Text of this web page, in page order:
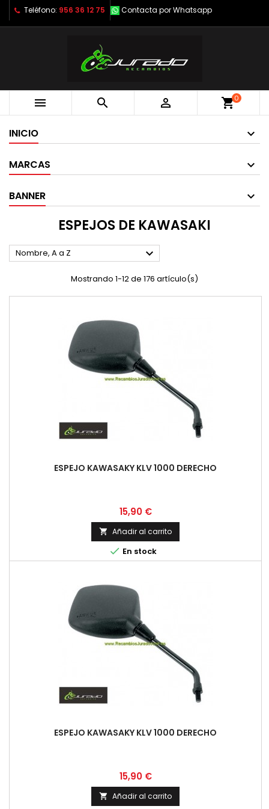
Teléfono: 956 36 12 75 Contacta por Whatsapp
   shopping_cart0
INICIO
MARCAS
BANNER
ESPEJOS DE KAWASAKI
Nombre, A a Z 
Mostrando 1-12 de 176 artículo(s)
ESPEJO KAWASAKY KLV 1000 DERECHO
Precio
15,90 €
 Añadir al carrito
 En stock
ESPEJO KAWASAKY KLV 1000 DERECHO
Precio
15,90 €
 Añadir al carrito